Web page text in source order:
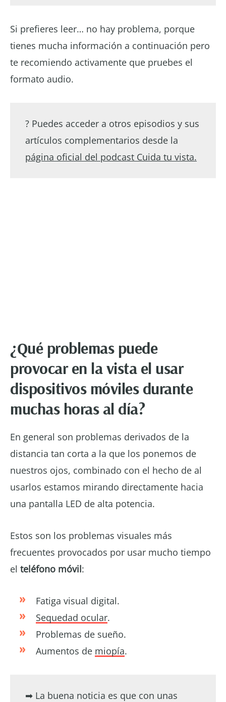
Si prefieres leer… no hay problema, porque
tienes mucha información a continuación pero
te recomiendo activamente que pruebes el
formato audio.
? Puedes acceder a otros episodios y sus
artículos complementarios desde la
página oficial del podcast Cuida tu vista.
¿Qué problemas puede
provocar en la vista el usar
dispositivos móviles durante
muchas horas al día?
En general son problemas derivados de la
distancia tan corta a la que los ponemos de
nuestros ojos, combinado con el hecho de al
usarlos estamos mirando directamente hacia
una pantalla LED de alta potencia.
Estos son los problemas visuales más
frecuentes provocados por usar mucho tiempo
el teléfono móvil:
Fatiga visual digital.
Sequedad ocular.
Problemas de sueño.
Aumentos de miopía.
➡ La buena noticia es que con unas